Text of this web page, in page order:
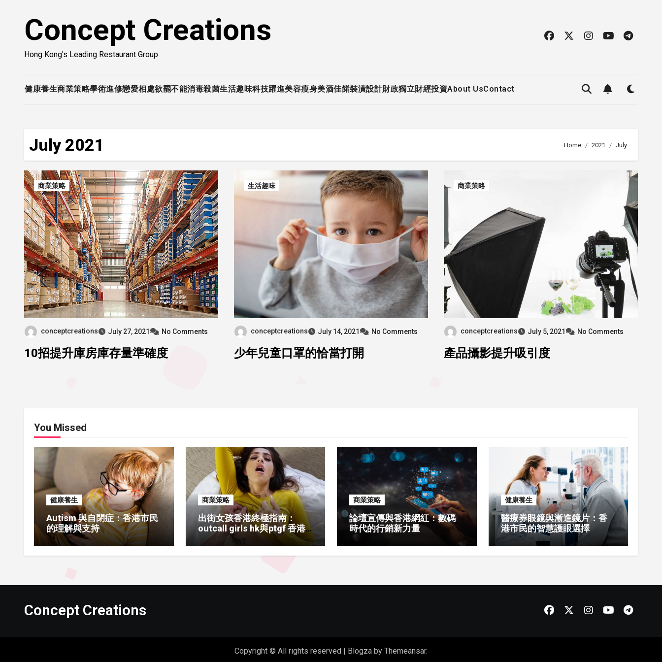
Concept Creations
Hong Kong's Leading Restaurant Group
健康養生商業策略學術進修戀愛相處欲罷不能消毒殺菌生活趣味科技躍進美容瘦身美酒佳餚裝潢設計財政獨立財經投資About UsContact
July 2021 Home 2021 July
商業策略
conceptcreations July 27, 2021 No Comments
10招提升庫房庫存量準確度
生活趣味
conceptcreations July 14, 2021 No Comments
少年兒童口罩的恰當打開
商業策略
conceptcreations July 5, 2021 No Comments
產品攝影提升吸引度
You Missed
健康養生
Autism 與自閉症：香港市民
的理解與支持
商業策略
出街女孩香港終極指南：
outcall girls hk與ptgf 香港
入門攻略
商業策略
論壇宣傳與香港網紅：數碼
時代的行銷新力量
健康養生
醫療券眼鏡與漸進鏡片：香
港市民的智慧護眼選擇
Concept Creations
Copyright © All rights reserved | Blogza by Themeansar.